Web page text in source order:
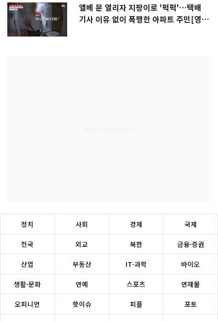
엘베 문 열리자 지팡이로 '퍽퍽'…택배
기사 이유 없이 폭행한 아파트 주민[영
정치 사회 경제 국제
전국 외교 북한 금융·증권
산업 부동산 IT·과학 바이오
생활·문화 연예 스포츠 연재물
오피니언 핫이슈 피플 포토